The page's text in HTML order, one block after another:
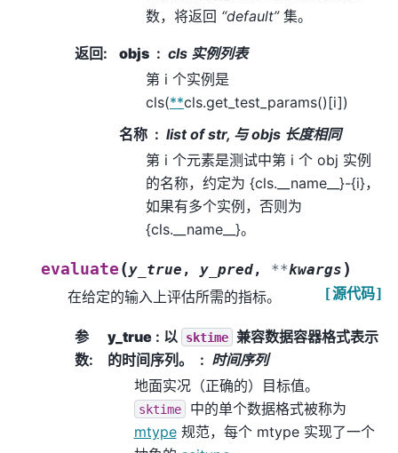
数，将返回 “default”集。
返回: objs
cls 实例列表
第 i 个实例是
cls(**cls.get_test_params()[i])
名称
list of str, 与 objs 长度相同
第 i 个元素是测试中第 i 个 obj 实例
的名称，约定为 {cls.__name__}-{i}，
如果有多个实例，否则为
{cls.__name__}。
evaluate (y_true , y_pred, **kwargs )
[源代码]
在给定的输入上评估所需的指标。
参
数:
y_true: 以 sktime 兼容数据容器格式表示
的时间序列。
时间序列
地面实况（正确的）目标值。
sktime
中的单个数据格式被称为
mtype规范，每个 mtype 实现了一个